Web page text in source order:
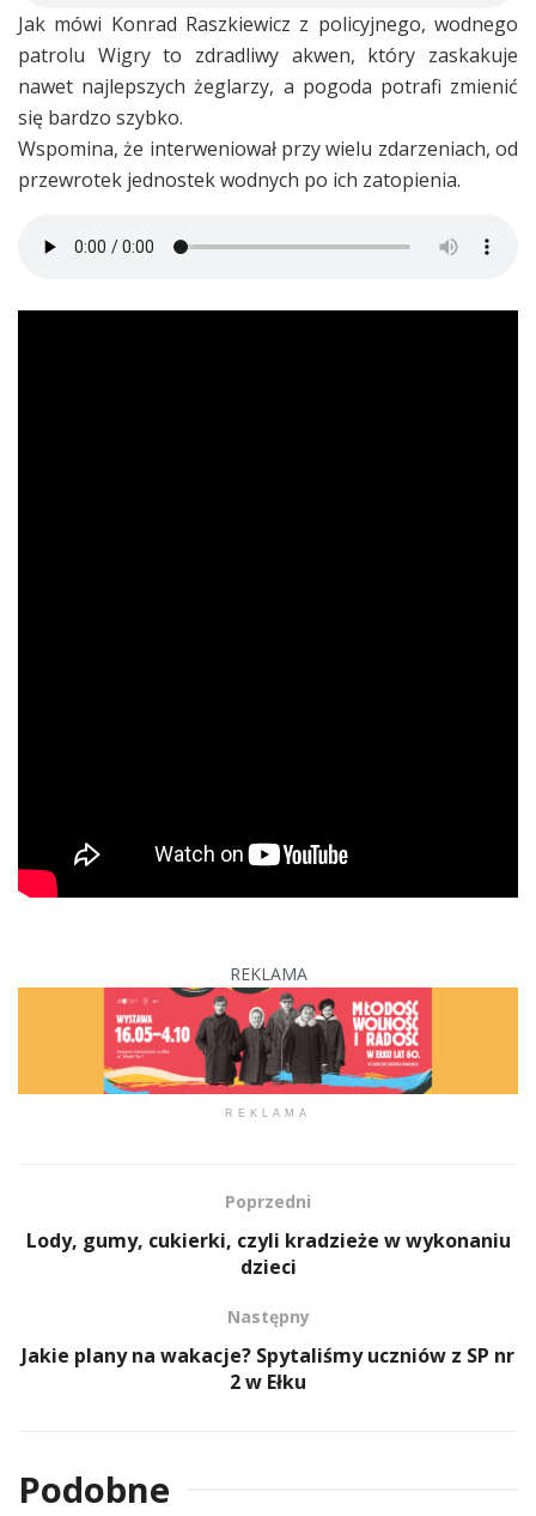
Jak mówi Konrad Raszkiewicz z policyjnego, wodnego
patrolu Wigry to zdradliwy akwen, który zaskakuje
nawet najlepszych żeglarzy, a pogoda potrafi zmienić
się bardzo szybko.
Wspomina, że interweniował przy wielu zdarzeniach, od
przewrotek jednostek wodnych po ich zatopienia.
REKLAMA
REKLAMA
Poprzedni
Lody, gumy, cukierki, czyli kradzieże w wykonaniu
dzieci
Następny
Jakie plany na wakacje? Spytaliśmy uczniów z SP nr
2 w Ełku
Podobne